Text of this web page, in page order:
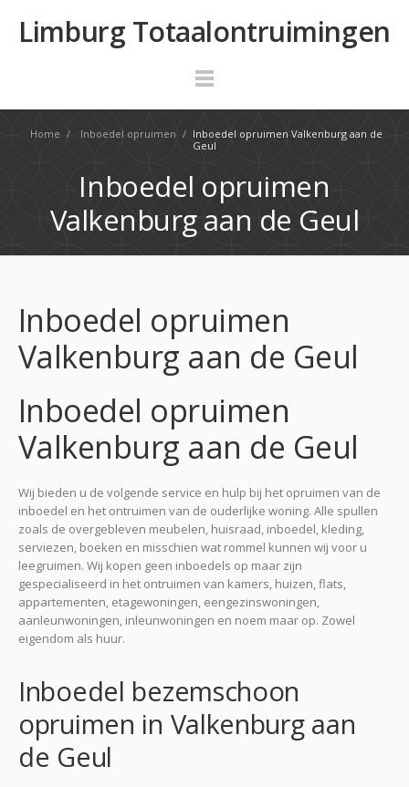
Limburg Totaalontruimingen
Home / Inboedel opruimen / Inboedel opruimen Valkenburg aan de
Geul
Inboedel opruimen
Valkenburg aan de Geul
Inboedel opruimen
Valkenburg aan de Geul
Inboedel opruimen
Valkenburg aan de Geul
Wij bieden u de volgende service en hulp bij het opruimen van de
inboedel en het ontruimen van de ouderlijke woning. Alle spullen
zoals de overgebleven meubelen, huisraad, inboedel, kleding,
serviezen, boeken en misschien wat rommel kunnen wij voor u
leegruimen. Wij kopen geen inboedels op maar zijn
gespecialiseerd in het ontruimen van kamers, huizen, flats,
appartementen, etagewoningen, eengezinswoningen,
aanleunwoningen, inleunwoningen en noem maar op. Zowel
eigendom als huur.
Inboedel bezemschoon
opruimen in Valkenburg aan
de Geul